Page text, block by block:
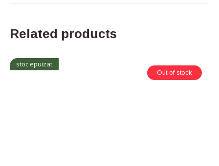
Related products
stoc epuizat
Out of stock